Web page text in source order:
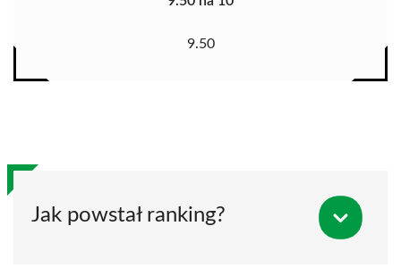
9.50
Jak powstał ranking?